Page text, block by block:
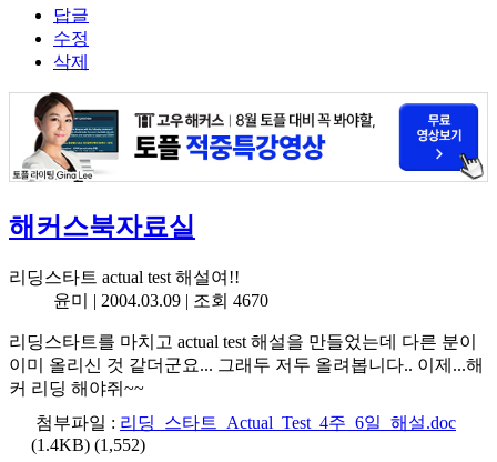
답글
수정
삭제
해커스북자료실
리딩스타트 actual test 해설여!!
윤미 | 2004.03.09 | 조회 4670
리딩스타트를 마치고 actual test 해설을 만들었는데 다른 분이
이미 올리신 것 같더군요... 그래두 저두 올려봅니다.. 이제...해
커 리딩 해야쥐~~
첨부파일 : 리딩_스타트_Actual_Test_4주_6일_해설.doc
(1.4KB) (1,552)